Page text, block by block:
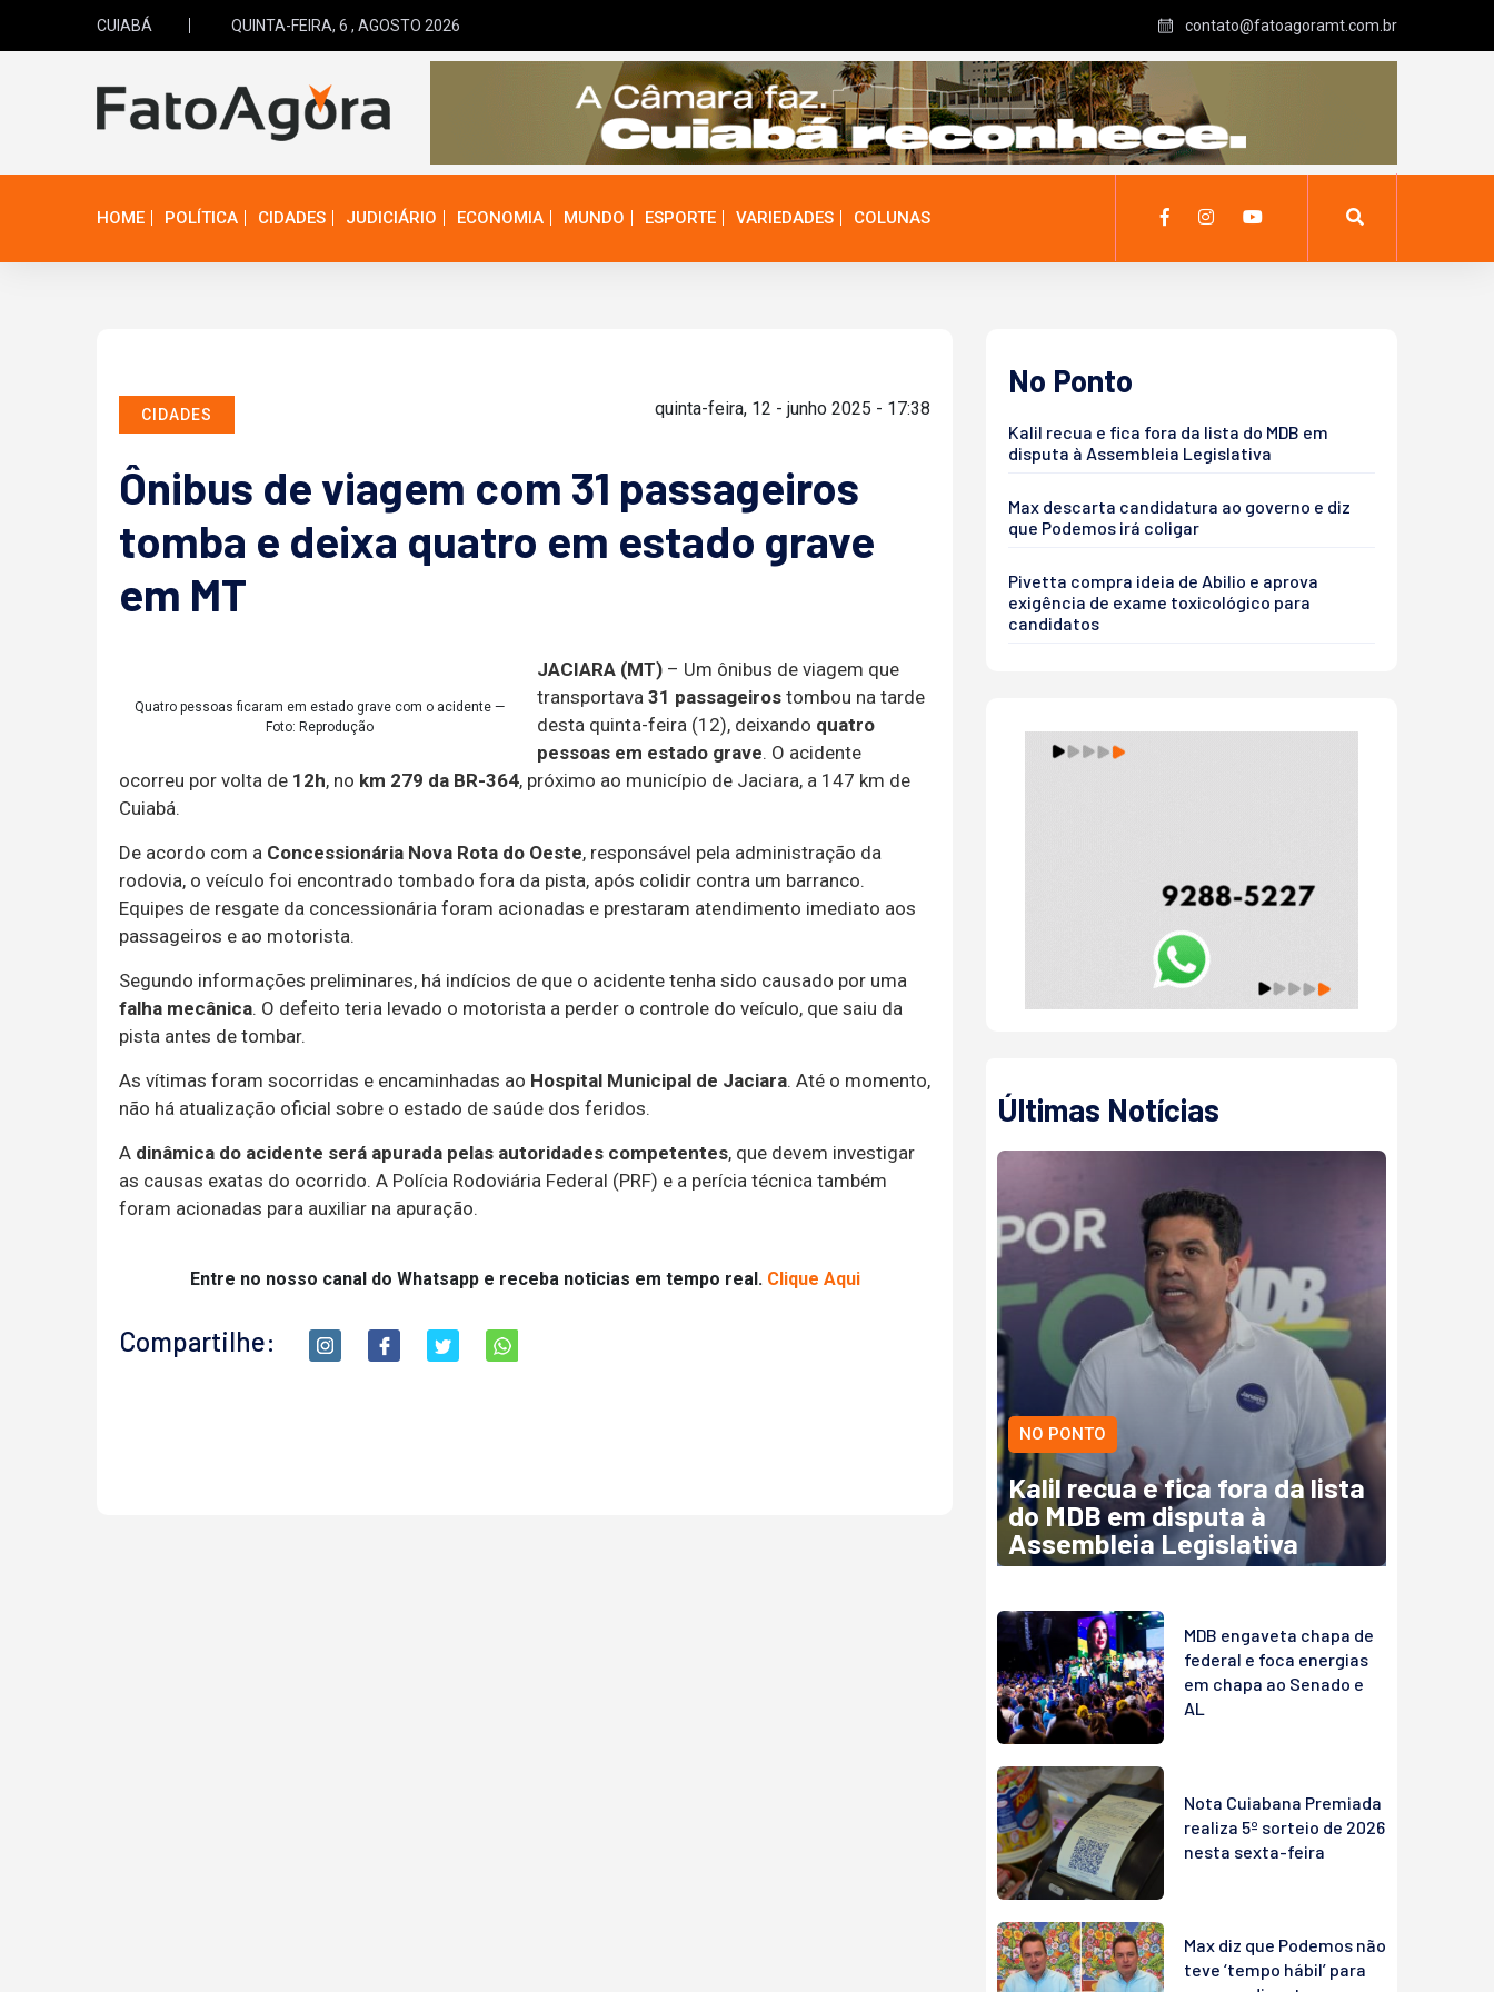
CUIABÁ QUINTA-FEIRA, 6 , AGOSTO 2026 contato@fatoagoramt.com.br
HOME POLÍTICA CIDADES JUDICIÁRIO ECONOMIA MUNDO ESPORTE VARIEDADES COLUNAS
CIDADES quinta-feira, 12 - junho 2025 - 17:38
Ônibus de viagem com 31 passageiros
tomba e deixa quatro em estado grave
em MT
Quatro pessoas ficaram em estado grave com o acidente —
Foto: Reprodução
JACIARA (MT) – Um ônibus de viagem que
transportava 31 passageiros tombou na tarde
desta quinta-feira (12), deixando quatro
pessoas em estado grave. O acidente
ocorreu por volta de 12h, no km 279 da BR-364, próximo ao município de Jaciara, a 147 km de
Cuiabá.
De acordo com a Concessionária Nova Rota do Oeste, responsável pela administração da
rodovia, o veículo foi encontrado tombado fora da pista, após colidir contra um barranco.
Equipes de resgate da concessionária foram acionadas e prestaram atendimento imediato aos
passageiros e ao motorista.
Segundo informações preliminares, há indícios de que o acidente tenha sido causado por uma
falha mecânica. O defeito teria levado o motorista a perder o controle do veículo, que saiu da
pista antes de tombar.
As vítimas foram socorridas e encaminhadas ao Hospital Municipal de Jaciara. Até o momento,
não há atualização oficial sobre o estado de saúde dos feridos.
A dinâmica do acidente será apurada pelas autoridades competentes, que devem investigar
as causas exatas do ocorrido. A Polícia Rodoviária Federal (PRF) e a perícia técnica também
foram acionadas para auxiliar na apuração.
Entre no nosso canal do Whatsapp e receba noticias em tempo real. Clique Aqui
Compartilhe:
No Ponto
Kalil recua e fica fora da lista do MDB em
disputa à Assembleia Legislativa
Max descarta candidatura ao governo e diz
que Podemos irá coligar
Pivetta compra ideia de Abilio e aprova
exigência de exame toxicológico para
candidatos
Últimas Notícias
NO PONTO
Kalil recua e fica fora da lista
do MDB em disputa à
Assembleia Legislativa
MDB engaveta chapa de
federal e foca energias
em chapa ao Senado e
AL
Nota Cuiabana Premiada
realiza 5º sorteio de 2026
nesta sexta-feira
Max diz que Podemos não
teve ‘tempo hábil’ para